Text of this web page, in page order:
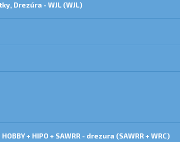
Drezúra - WJL (WJL)
+ HIPO + SAWRR - drezura (SAWRR + WRC)